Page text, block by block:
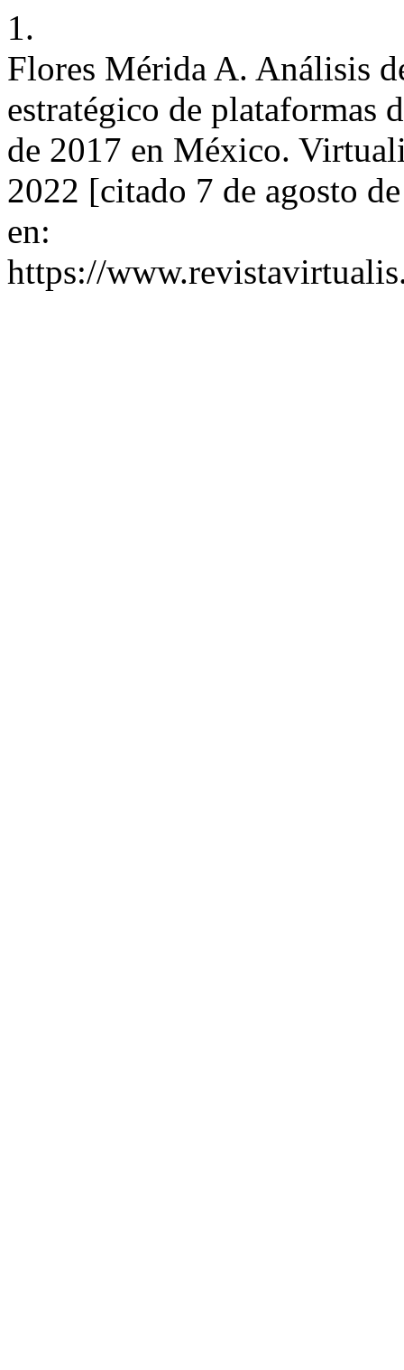
1.
Flores Mérida A. Análisis
estratégico de plataformas
de 2017 en México.
2022 [citado 7 de agosto
en:
https://